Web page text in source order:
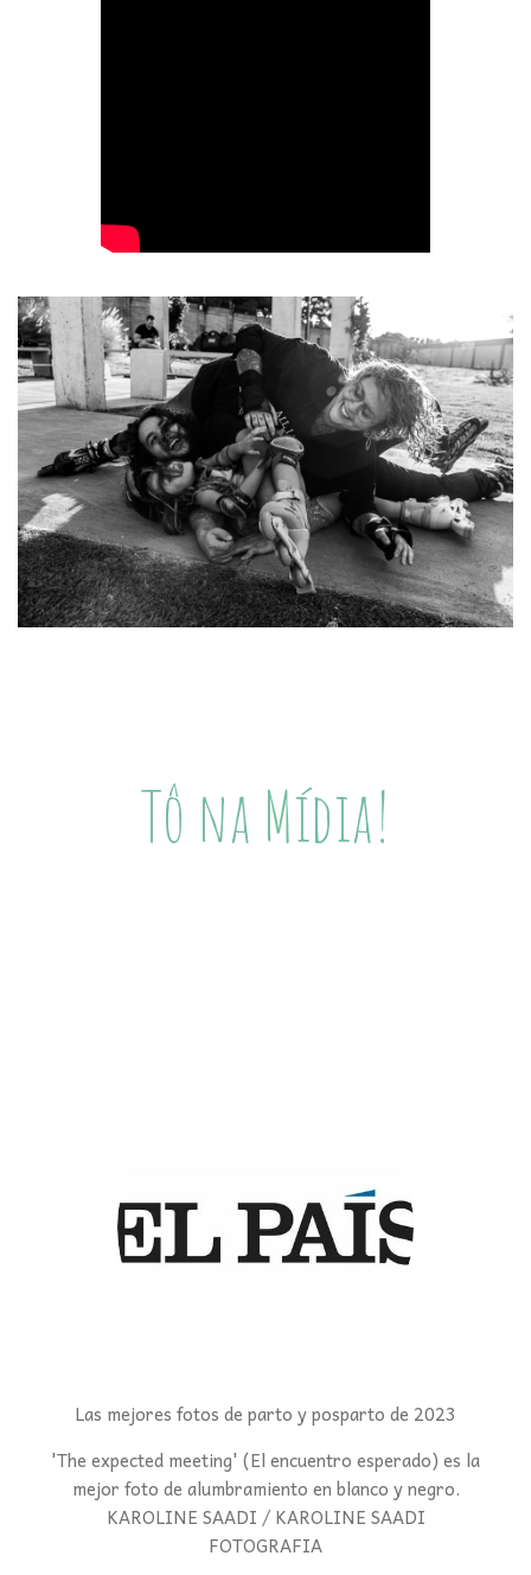
Tô na Mídia!
Las mejores fotos de parto y posparto de 2023
'The expected meeting' (El encuentro esperado) es la
mejor foto de alumbramiento en blanco y negro.
KAROLINE SAADI / KAROLINE SAADI
FOTOGRAFIA